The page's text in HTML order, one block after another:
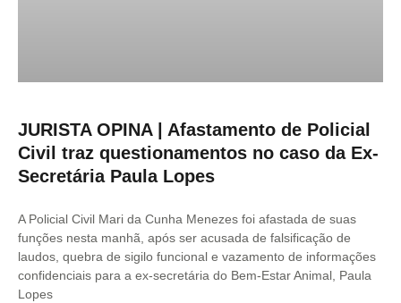
JURISTA OPINA | Afastamento de Policial
Civil traz questionamentos no caso da Ex-
Secretária Paula Lopes
A Policial Civil Mari da Cunha Menezes foi afastada de suas
funções nesta manhã, após ser acusada de falsificação de
laudos, quebra de sigilo funcional e vazamento de informações
confidenciais para a ex-secretária do Bem-Estar Animal, Paula
Lopes